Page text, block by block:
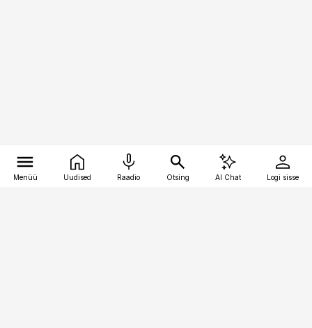
Menüü Uudised Raadio Otsing AI Chat Logi sisse